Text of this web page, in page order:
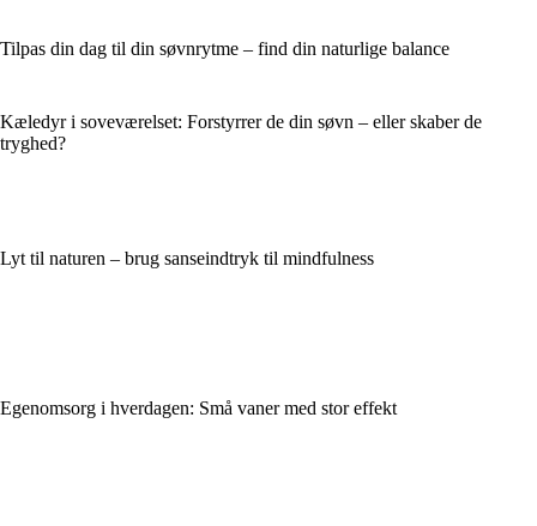
Tilpas din dag til din søvnrytme – find din naturlige balance
Kæledyr i soveværelset: Forstyrrer de din søvn – eller skaber de
tryghed?
Lyt til naturen – brug sanseindtryk til mindfulness
Egenomsorg i hverdagen: Små vaner med stor effekt